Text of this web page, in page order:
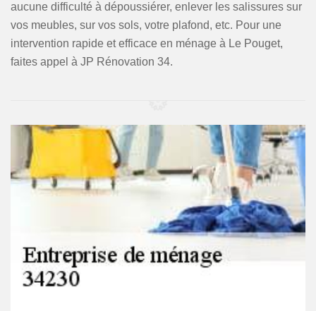
aucune difficulté à dépoussiérer, enlever les salissures sur
vos meubles, sur vos sols, votre plafond, etc. Pour une
intervention rapide et efficace en ménage à Le Pouget,
faites appel à JP Rénovation 34.